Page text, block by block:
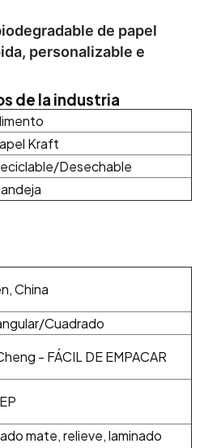
de papel
personalizable e
de la industria
Kraft
Desechable
China
Cuadrado
- FÁCIL DE EMPACAR
mate, relieve, laminado